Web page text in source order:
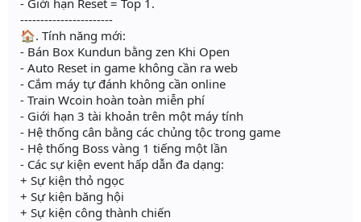
- Giới hạn Reset = Top 1.
-----------------------
🏠. Tính năng mới:
- Bán Box Kundun bằng zen Khi Open
- Auto Reset in game không cần ra web
- Cắm máy tự đánh không cần online
- Train Wcoin hoàn toàn miễn phí
- Giới hạn 3 tài khoản trên một máy tính
- Hệ thống cân bằng các chủng tộc trong game
- Hệ thống Boss vàng 1 tiếng một lần
- Các sự kiện event hấp dẫn đa dạng:
+ Sự kiện thỏ ngọc
+ Sự kiện băng hội
+ Sự kiện công thành chiến